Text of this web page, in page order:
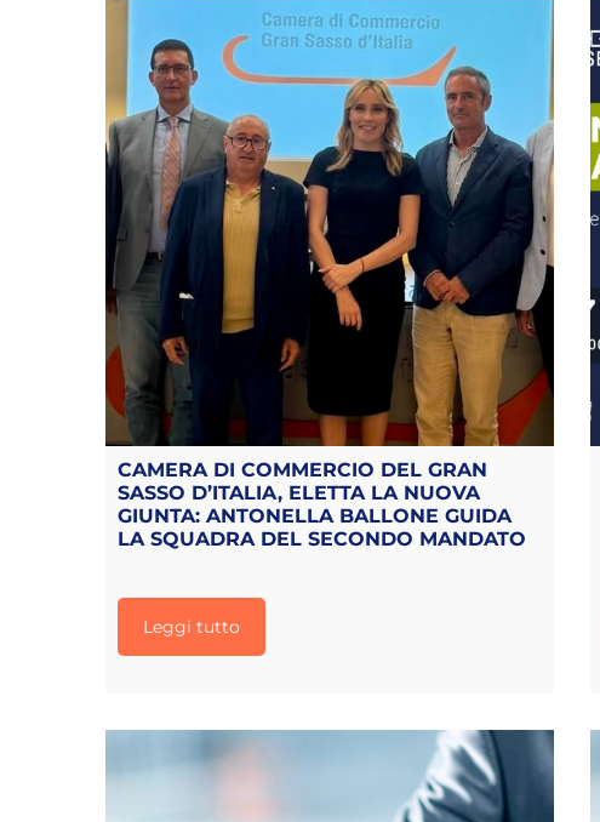
CAMERA DI COMMERCIO DEL GRAN
SASSO D’ITALIA, ELETTA LA NUOVA
GIUNTA: ANTONELLA BALLONE GUIDA
LA SQUADRA DEL SECONDO MANDATO
Leggi tutto